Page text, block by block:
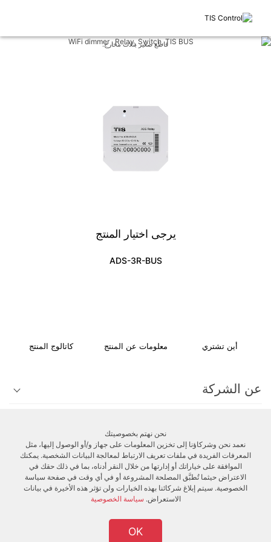
قاطع صغير بثلاث مخارج.
يرجى اختيار المنتج
ADS-3R-BUS
أين تشتري معلومات عن المنتج كاتالوج المنتج
عن الشركة
الزبائن
نحن نهتم بخصوصيتك
نعمد نحن وشركاؤنا إلى تخزين المعلومات على جهاز و/أو الوصول إليها، مثل
المعرفات الفريدة في ملفات تعريف الارتباط لمعالجة البيانات الشخصية. يمكنك
الموافقة على خياراتك أو إدارتها من خلال النقر أدناه، بما في ذلك حقك في
الاعتراض حيثما تُطبَّق المصلحة المشروعة أو في أي وقت في صفحة سياسة
الخصوصية. سيتم إبلاغ شركائنا بهذه الخيارات ولن تؤثر هذه الأخيرة في بيانات
الاستعراض. سياسة الخصوصية
OK